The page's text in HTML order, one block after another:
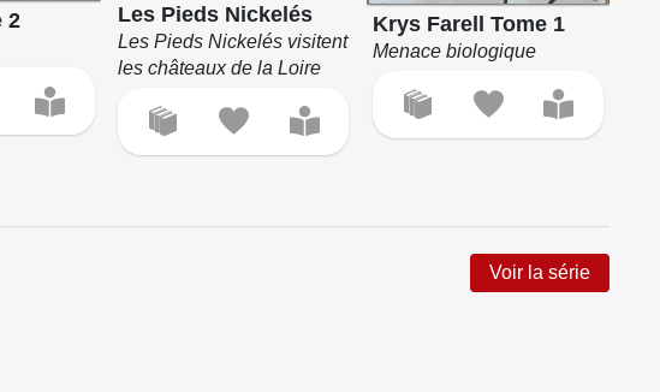
2 Les Pieds Nickelés
Les Pieds Nickelés visitent
les châteaux de la Loire
Krys Farell Tome 1
Menace biologique
Voir la série